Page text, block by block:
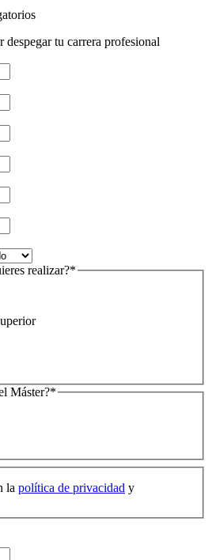
despegar tu carrera profesional
realizar?*
Máster?*
la política de privacidad y